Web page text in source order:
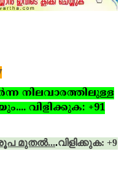
നിലവാരത്തിലുള്ള
വിളിക്കുക: +91
രൂപ മുതല്‍....വിളിക്കുക: +91